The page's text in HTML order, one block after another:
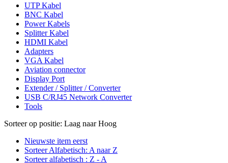
UTP Kabel
BNC Kabel
Power Kabels
Splitter Kabel
HDMI Kabel
Adapters
VGA Kabel
Aviation connector
Display Port
Extender / Splitter / Converter
USB C/RJ45 Network Converter
Tools
Sorteer op positie: Laag naar Hoog
Nieuwste item eerst
Sorteer Alfabetisch: A naar Z
Sorteer alfabetisch : Z - A